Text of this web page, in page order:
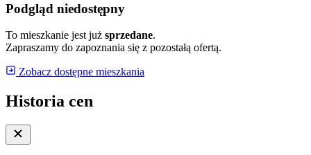
Podgląd niedostępny
To mieszkanie jest już sprzedane.
Zapraszamy do zapoznania się z pozostałą ofertą.
Zobacz dostępne mieszkania
Historia cen